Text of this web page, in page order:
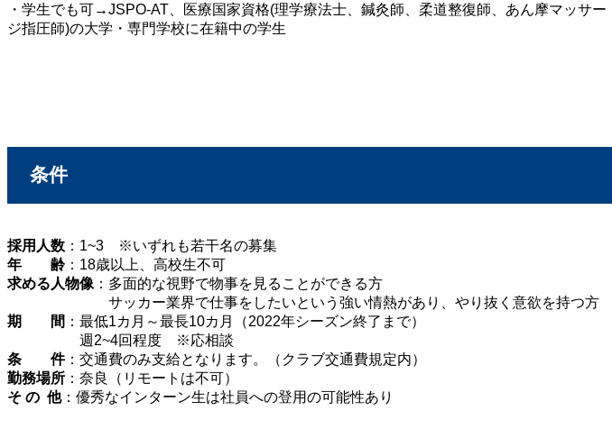
・学生でも可→JSPO-AT、医療国家資格(理学療法士、鍼灸師、柔道整復師、あん摩マッサー
ジ指圧師)の大学・専門学校に在籍中の学生
条件
採用人数 ：1~3 ※いずれも若干名の募集
年 齢 ：18歳以上、高校生不可
求める人物像 ：多面的な視野で物事を見ることができる方
サッカー業界で仕事をしたいという強い情熱があり、やり抜く意欲を持つ方
期 間 ：最低1カ月～最長10カ月（2022年シーズン終了まで）
週2~4回程度 ※応相談
条 件：交通費のみ支給となります。（クラブ交通費規定内）
勤務場所 ：奈良（リモートは不可）
そ の 他：優秀なインターン生は社員への登用の可能性あり